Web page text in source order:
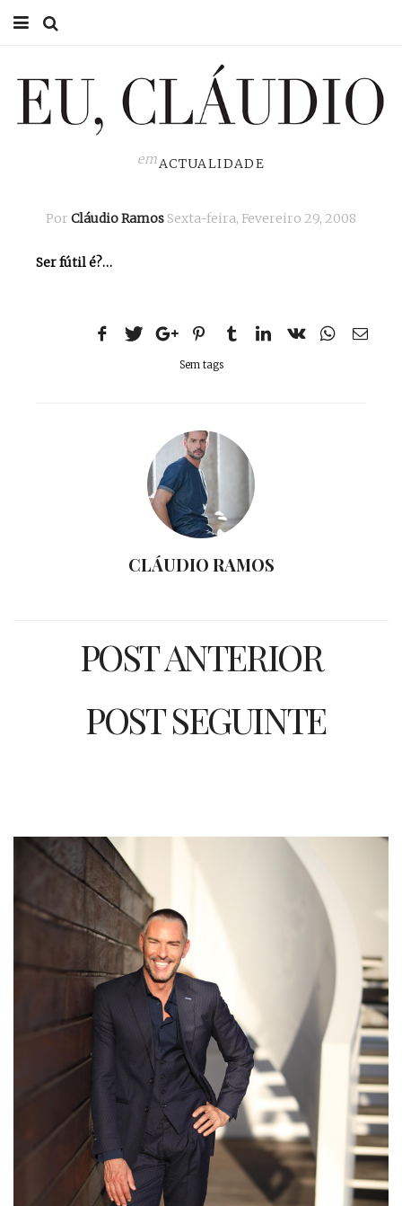
EU CLÁUDIO
emACTUALIDADE
Por Cláudio Ramos Sexta-feira, Fevereiro 29, 2008
Ser fútil é?…
Sem tags
CLÁUDIO RAMOS
POST ANTERIOR
POST SEGUINTE